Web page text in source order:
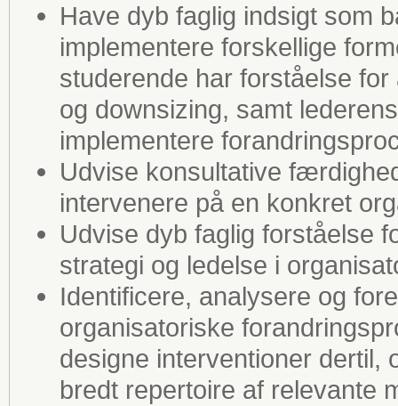
Have dyb faglig indsigt som
implementere forskellige
studerende har forståelse
og downsizing, samt
implementere
Udvise konsultative
intervenere på en konkret
Udvise dyb faglig forståelse
strategi og ledelse i
Identificere, analysere og
organisatoriske
designe interventioner
bredt repertoire af